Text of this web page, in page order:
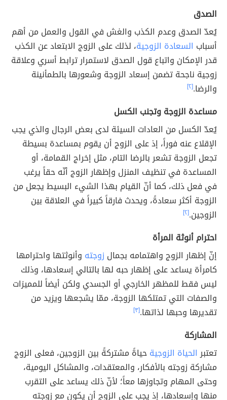
الصدق
يُعدّ الصدق وعدم الكذب والغش في القول والعمل من أهم
أسباب السعادة الزوجية، لذلك على الزوج الابتعاد عن الكذب
قدر الإمكان واتباع قول الصدق لاستمرار ترابط أسري وعلاقة
زوجية ناجحة تضمن إسعاد الزوجة وشعورها بالطمأنينة
والرضا.[٢]
مساعدة الزوجة وتجنب الكسل
يُعدّ الكسل من العادات السيئة لدى بعض الرجال والذي يجب
الإقلاع عنه فوراً، إذ على الزوج أن يقوم بمساعدة بسيطة
تجعل الزوجة تشعر بالرضا التام، مثل إخراج القمامة، أو
المساعدة في تنظيف المنزل وإظهار الزوج أنّه حقاً يرغب
في فعل ذلك، كما أنّ القيام بهذا الشيء البسيط يجعل من
الزوجة أكثر سعادةً، ويحدث فارقاً كبيراً في العلاقة بين
الزوجين.[٢]
احترام أنوثة المرأة
إنّ إظهار الزوج واهتمامه بجمال زوجته وأنوثتها واحترامها
كامرأة يساعد على إظهار حبه لها بالتالي إسعادها، وذلك
ليس فقط للمظهر الخارجي أو الجسدي ولكن أيضاً للمميزات
والصفات التي تمتلكها الزوجة، ممّا يشجعها ويزيد من
تقديرها وحبها لذاتها.[٣]
المشاركة
تعتبرالحياة الزوجيةحياةً مشتركةً بين الزوجين، فعلى الزوج
مشاركة زوجته بالأفكار، والمعتقدات، والمشاكل اليومية،
وحتى المهام وتجاوزها معاً؛ لأنّ ذلك يساعد على التقرب
منها وإسعادها، إذ يجب على الزوج أن يكون مع زوجته